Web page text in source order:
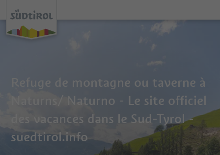
Refuge de montagne ou taverne à
Naturns/ Naturno - Le site officiel
des vacances dans le Sud-Tyrol -
suedtirol.info